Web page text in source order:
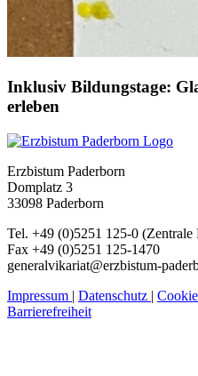
Inklusiv Bildungstage:
erleben
Erzbistum Paderborn
Domplatz 3
33098 Paderborn
Tel. +49 (0)5251 125-0
Fax +49 (0)5251 125-1470
generalvikariat@erzbistum-
Impressum | Datenschutz |
Barrierefreiheit